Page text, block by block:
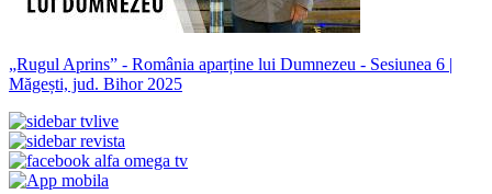
„Rugul Aprins” - România aparține lui Dumnezeu - Sesiunea 6 |
Măgești, jud. Bihor 2025